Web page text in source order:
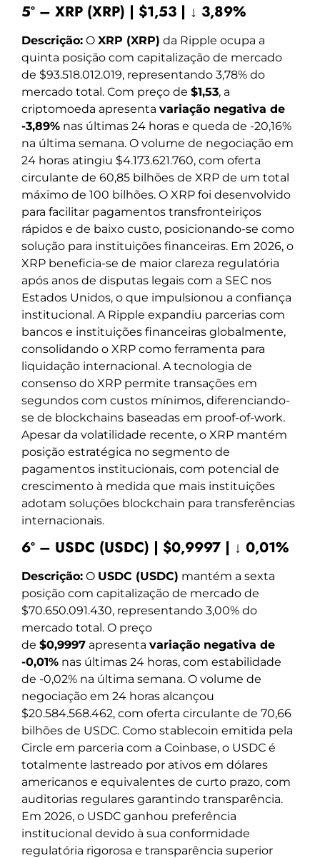
5º – XRP (XRP) | $1,53 | ↓ 3,89%
Descrição: O XRP (XRP) da Ripple ocupa a
quinta posição com capitalização de mercado
de $93.518.012.019, representando 3,78% do
mercado total. Com preço de $1,53, a
criptomoeda apresenta variação negativa de
-3,89% nas últimas 24 horas e queda de -20,16%
na última semana. O volume de negociação em
24 horas atingiu $4.173.621.760, com oferta
circulante de 60,85 bilhões de XRP de um total
máximo de 100 bilhões. O XRP foi desenvolvido
para facilitar pagamentos transfronteiriços
rápidos e de baixo custo, posicionando-se como
solução para instituições financeiras. Em 2026, o
XRP beneficia-se de maior clareza regulatória
após anos de disputas legais com a SEC nos
Estados Unidos, o que impulsionou a confiança
institucional. A Ripple expandiu parcerias com
bancos e instituições financeiras globalmente,
consolidando o XRP como ferramenta para
liquidação internacional. A tecnologia de
consenso do XRP permite transações em
segundos com custos mínimos, diferenciando-
se de blockchains baseadas em proof-of-work.
Apesar da volatilidade recente, o XRP mantém
posição estratégica no segmento de
pagamentos institucionais, com potencial de
crescimento à medida que mais instituições
adotam soluções blockchain para transferências
internacionais.
6º – USDC (USDC) | $0,9997 | ↓ 0,01%
Descrição: O USDC (USDC) mantém a sexta
posição com capitalização de mercado de
$70.650.091.430, representando 3,00% do
mercado total. O preço
de $0,9997 apresenta variação negativa de
-0,01% nas últimas 24 horas, com estabilidade
de -0,02% na última semana. O volume de
negociação em 24 horas alcançou
$20.584.568.462, com oferta circulante de 70,66
bilhões de USDC. Como stablecoin emitida pela
Circle em parceria com a Coinbase, o USDC é
totalmente lastreado por ativos em dólares
americanos e equivalentes de curto prazo, com
auditorias regulares garantindo transparência.
Em 2026, o USDC ganhou preferência
institucional devido à sua conformidade
regulatória rigorosa e transparência superior